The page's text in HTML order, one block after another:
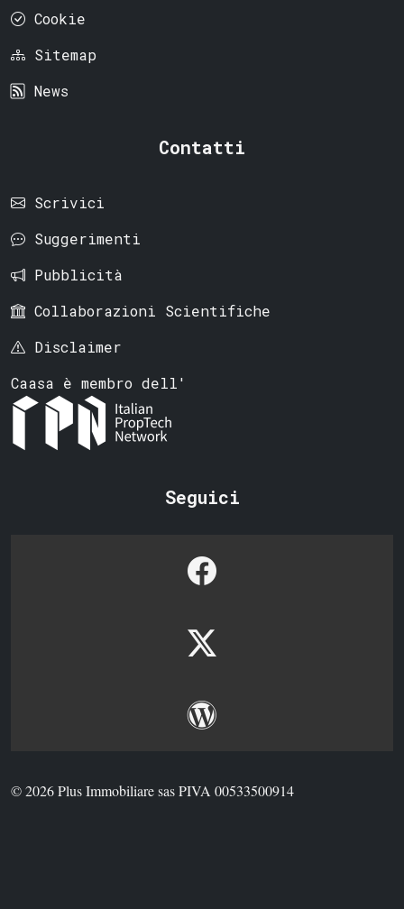
Cookie
Sitemap
News
Contatti
Scrivici
Suggerimenti
Pubblicità
Collaborazioni Scientifiche
Disclaimer
Caasa è membro dell'
Seguici
© 2026 Plus Immobiliare sas PIVA 00533500914